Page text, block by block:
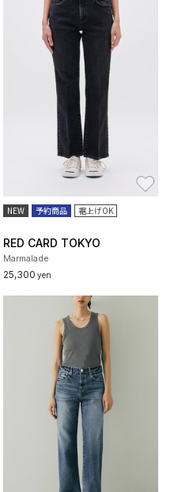
NEW 予約商品 裾上げOK
RED CARD TOKYO
Marmalade
25,300 yen